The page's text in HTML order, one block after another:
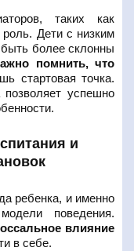
таких как
Дети с низким
более склонны
помнить, что
стартовая точка.
позволяет успешно
и
ребенка, и именно
поведения.
влияние
в себе.